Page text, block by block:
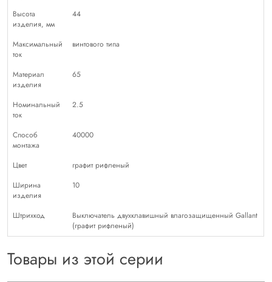
Высота
изделия, мм
44
Максимальный
ток
винтового типа
Материал
изделия
65
Номинальный
ток
2.5
Способ
монтажа
40000
Цвет
графит рифленый
Ширина
изделия
10
Штрихкод
Выключатель двухклавишный влагозащищенный Gallant
(графит рифленый)
Товары из этой серии